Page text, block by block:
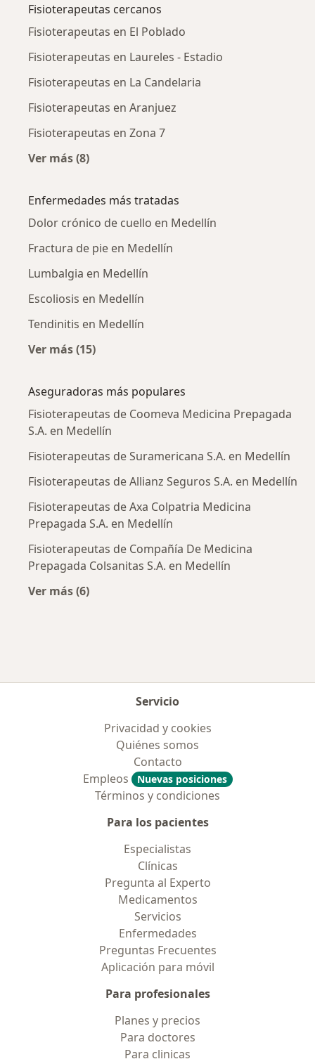
Fisioterapeutas cercanos
Fisioterapeutas en El Poblado
Fisioterapeutas en Laureles - Estadio
Fisioterapeutas en La Candelaria
Fisioterapeutas en Aranjuez
Fisioterapeutas en Zona 7
Ver más (8)
Enfermedades más tratadas
Dolor crónico de cuello en Medellín
Fractura de pie en Medellín
Lumbalgia en Medellín
Escoliosis en Medellín
Tendinitis en Medellín
Ver más (15)
Aseguradoras más populares
Fisioterapeutas de Coomeva Medicina Prepagada
S.A. en Medellín
Fisioterapeutas de Suramericana S.A. en Medellín
Fisioterapeutas de Allianz Seguros S.A. en Medellín
Fisioterapeutas de Axa Colpatria Medicina
Prepagada S.A. en Medellín
Fisioterapeutas de Compañía De Medicina
Prepagada Colsanitas S.A. en Medellín
Ver más (6)
Servicio
Privacidad y cookies
Quiénes somos
Contacto
Empleos
Nuevas posiciones
Términos y condiciones
Para los pacientes
Especialistas
Clínicas
Pregunta al Experto
Medicamentos
Servicios
Enfermedades
Preguntas Frecuentes
Aplicación para móvil
Para profesionales
Planes y precios
Para doctores
Para clinicas